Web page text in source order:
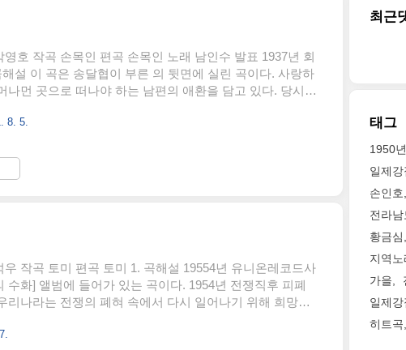
호 작곡 손목인 편곡 손목인 노래 남인수 발표 1937년 회
설 이 곡은 송달협이 부른 의 뒷면에 실린 곡이다. 사랑하
나먼 곳으로 떠나야 하는 남편의 애환을 담고 있다. 당시
활을 해야 했다. 환경이 열악한 탓에 한 번 떠나면 영영 돌
아득한 물길 위에 노을이 타거든 아 님 그려 우는 이의 가
실안개는 이별의 하소 손 잡고 느껴 우는 아낙네 눈물 캄캄
8. 5.
우 작곡 토미 편곡 토미 1. 곡해설 19554년 유니온레코드사
수화] 앨범에 들어가 있는 곡이다. 1954년 전쟁직후 피폐
리나라는 전쟁의 폐혀 속에서 다시 일어나기 위해 희망을
문학적이다. 2. 가사 사랑이란 마음에 수놓은 꽃잎 남 몰래
최근
태그
1950
일제강
손인호
전라남
황금심
지역노
가을
일제강
히트곡